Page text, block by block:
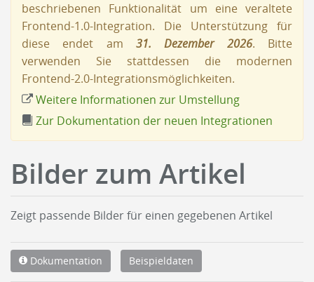
beschriebenen Funktionalität um eine veraltete
Frontend-1.0-Integration. Die Unterstützung für
diese endet am 31. Dezember 2026. Bitte
verwenden Sie stattdessen die modernen
Frontend-2.0-Integrationsmöglichkeiten.
Weitere Informationen zur Umstellung
Zur Dokumentation der neuen Integrationen
Bilder zum Artikel
Zeigt passende Bilder für einen gegebenen Artikel
Dokumentation Beispieldaten